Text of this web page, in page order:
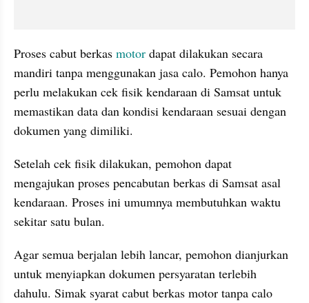
Proses cabut berkas motor dapat dilakukan secara
mandiri tanpa menggunakan jasa calo. Pemohon hanya
perlu melakukan cek fisik kendaraan di Samsat untuk
memastikan data dan kondisi kendaraan sesuai dengan
dokumen yang dimiliki.
Setelah cek fisik dilakukan, pemohon dapat
mengajukan proses pencabutan berkas di Samsat asal
kendaraan. Proses ini umumnya membutuhkan waktu
sekitar satu bulan.
Agar semua berjalan lebih lancar, pemohon dianjurkan
untuk menyiapkan dokumen persyaratan terlebih
dahulu. Simak syarat cabut berkas motor tanpa calo